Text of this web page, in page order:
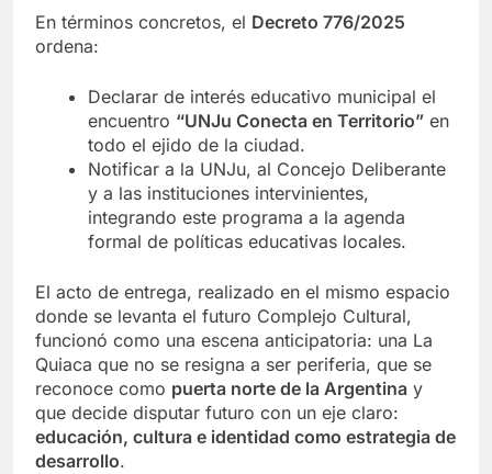
En términos concretos, el Decreto 776/2025
ordena:
Declarar de interés educativo municipal el
encuentro “UNJu Conecta en Territorio” en
todo el ejido de la ciudad.
Notificar a la UNJu, al Concejo Deliberante
y a las instituciones intervinientes,
integrando este programa a la agenda
formal de políticas educativas locales.
El acto de entrega, realizado en el mismo espacio
donde se levanta el futuro Complejo Cultural,
funcionó como una escena anticipatoria: una La
Quiaca que no se resigna a ser periferia, que se
reconoce como puerta norte de la Argentina y
que decide disputar futuro con un eje claro:
educación, cultura e identidad como estrategia de
desarrollo.